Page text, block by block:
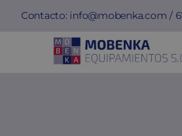
Saltar
contenido
Contacto: info@mobenka.com /